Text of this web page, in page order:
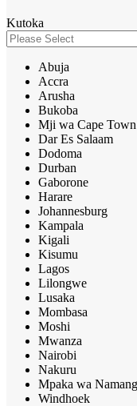
Kutoka
Abuja
Accra
Arusha
Bukoba
Mji wa Cape Town
Dar Es Salaam
Dodoma
Durban
Gaborone
Harare
Johannesburg
Kampala
Kigali
Kisumu
Lagos
Lilongwe
Lusaka
Mombasa
Moshi
Mwanza
Nairobi
Nakuru
Mpaka wa
Windhoek